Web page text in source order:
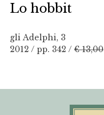
Lo hobbit
gli Adelphi, 3
2012 / pp. 342 / € 13,00